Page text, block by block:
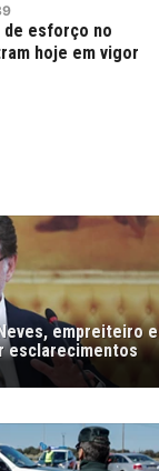
de esforço no
hoje em vigor
empreiteiro e
esclarecimentos